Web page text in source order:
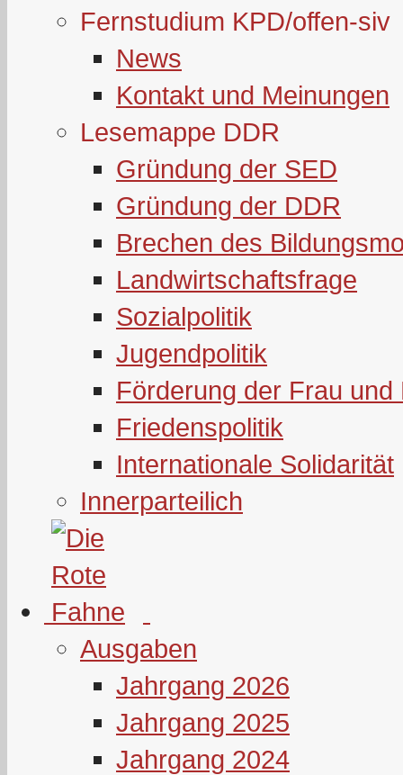
Fernstudium KPD/offen-siv
News
Kontakt und Meinungen
Lesemappe DDR
Gründung der SED
Gründung der DDR
Brechen des
Landwirtschaftsfrage
Sozialpolitik
Jugendpolitik
Förderung der Frau und
Friedenspolitik
Internationale Solidarität
Innerparteilich
Ausgaben
Jahrgang 2026
Jahrgang 2025
Jahrgang 2024